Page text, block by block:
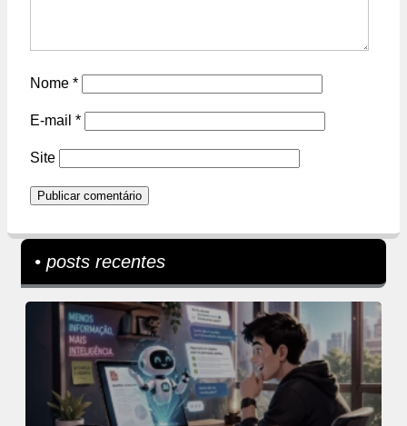
Nome *
E-mail *
Site
• posts recentes